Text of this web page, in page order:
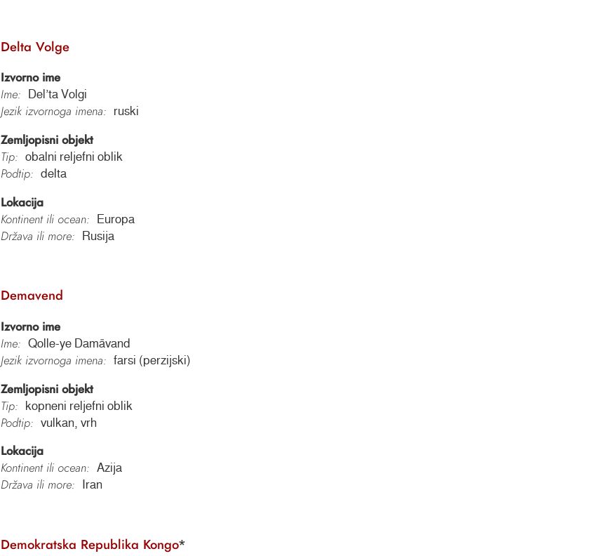
Delta Volge
Izvorno ime
Ime:
Delʼta Volgi
Jezik izvornoga imena: ruski
Zemljopisni objekt
Tip:
obalni reljefni oblik
Podtip: delta
Lokacija
Kontinent ili ocean:
Europa
Država ili more: Rusija
Demavend
Izvorno ime
Ime:
Qolle-ye Damāvand
Jezik izvornoga imena: farsi (perzijski)
Zemljopisni objekt
Tip:
kopneni reljefni oblik
Podtip: vulkan, vrh
Lokacija
Kontinent ili ocean:
Azija
Država ili more: Iran
Demokratska Republika Kongo*